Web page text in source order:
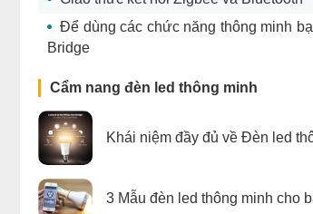
Để dùng các chức năng thông minh
Bridge
Cẩm nang đèn led thông minh
Khái niệm đầy đủ về Đèn led
3 Mẫu đèn led thông minh cho